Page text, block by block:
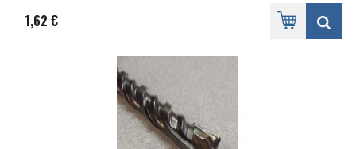
1,62 €